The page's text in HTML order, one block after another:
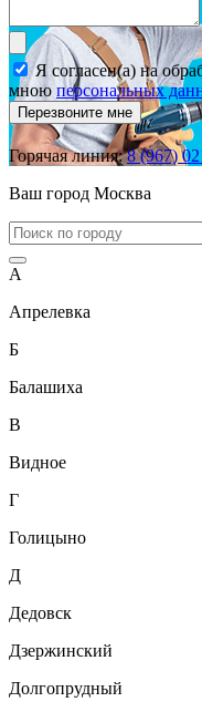
Я согласен(а) на
мною персональных
Перезвоните мне
Горячая линия:8 (967)
Ваш город Москва
А
Апрелевка
Б
Балашиха
В
Видное
Г
Голицыно
Д
Дедовск
Дзержинский
Долгопрудный